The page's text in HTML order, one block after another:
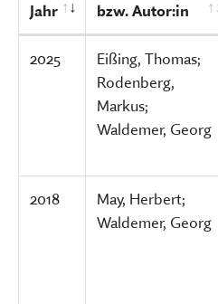
Jahr
bzw. Autor:in
2025
Eißing, Thomas;
Rodenberg,
Markus;
Waldemer, Georg
2018
May, Herbert;
Waldemer, Georg